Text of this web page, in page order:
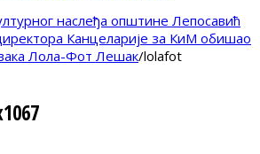
Канцеларије за КиМ обишао
Лола-Фот Лешак/lolafot